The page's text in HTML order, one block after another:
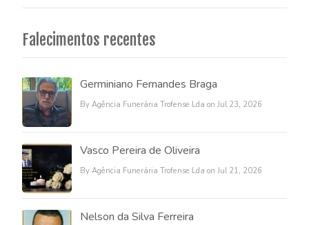
Falecimentos recentes
Germiniano Fernandes Braga
By Agência Funerária Trofense Lda on Jul 23, 2026
Vasco Pereira de Oliveira
By Agência Funerária Trofense Lda on Jul 21, 2026
Nelson da Silva Ferreira